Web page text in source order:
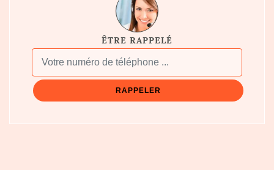
ÊTRE RAPPELÉ